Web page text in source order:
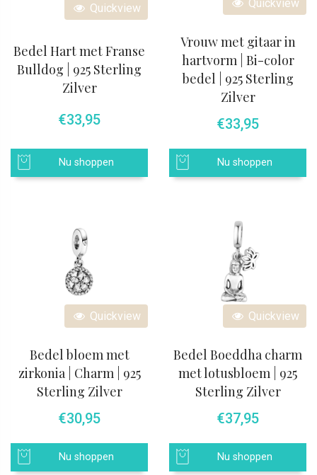
Quickview
Bedel Hart met Franse
Bulldog | 925 Sterling
Zilver
€33,95
Nu shoppen
Quickview
Vrouw met gitaar in
hartvorm | Bi-color
bedel | 925 Sterling
Zilver
€33,95
Nu shoppen
Quickview
Bedel bloem met
zirkonia | Charm | 925
Sterling Zilver
€30,95
Nu shoppen
Quickview
Bedel Boeddha charm
met lotusbloem | 925
Sterling Zilver
€37,95
Nu shoppen